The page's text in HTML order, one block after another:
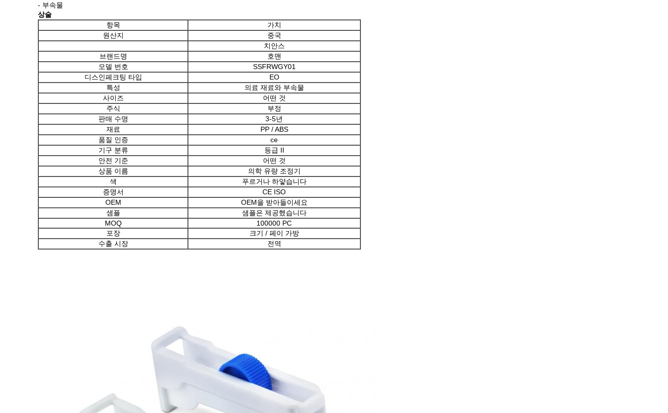
- 부속물
상술
항목
가치
원산지
중국
치안스
브랜드명
호맨
모델 번호
SSFRWGY01
디스인페크팅 타입
EO
특성
의료 재료와 부속물
사이즈
어떤 것
주식
부정
판매 수명
3-5년
재료
PP / ABS
품질 인증
ce
기구 분류
등급 II
안전 기준
어떤 것
상품 이름
의학 유량 조정기
색
푸르거나 하얗습니다
증명서
CE ISO
OEM
OEM을 받아들이세요
샘플
샘플은 제공했습니다
MOQ
100000 PC
포장
크기 / 페이 가방
수출 시장
전역